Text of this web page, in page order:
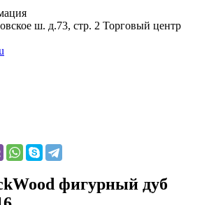
ш. д.73, стр. 2 Торговый центр
фигурный дуб